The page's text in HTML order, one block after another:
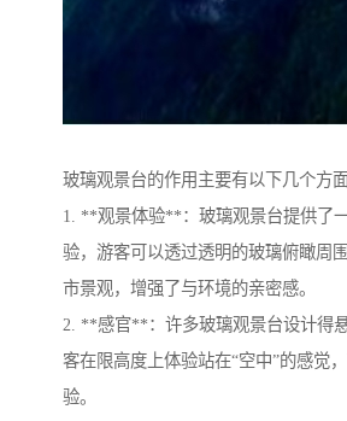
玻璃观景台的作用主要有以下几个方面
1. **观景体验**：玻璃观景台提供了
验，游客可以透过透明的玻璃俯瞰周
市景观，增强了与环境的亲密感。
2. **感官**：许多玻璃观景台设计得
客在限高度上体验站在“空中”的感觉
验。